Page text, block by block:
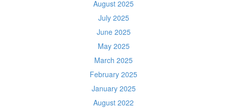
August 2025
July 2025
June 2025
May 2025
March 2025
February 2025
January 2025
August 2022